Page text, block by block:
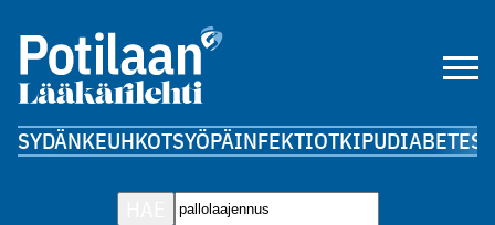
SYDÄNKEUHKOTSYÖPÄINFEKTIOTKIPUDIABETES